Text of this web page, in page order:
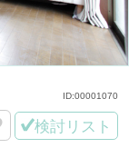
検討リスト
ID:00001070